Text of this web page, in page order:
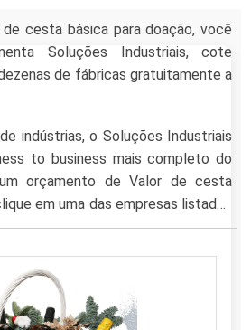
cesta básica para doação, você
Soluções Industriais, cote
de fábricas gratuitamente a
indústrias, o Soluções Industriais
to business mais completo do
orçamento de Valor de cesta
em uma das empresas listados